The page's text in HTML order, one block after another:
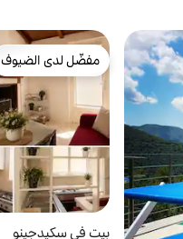
مفضّل لدى الضيوف
مفضّل لدى الضيوف
بيت في سكيدجينو